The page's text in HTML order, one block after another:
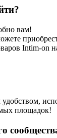
вам!
Intim-on
площадок!